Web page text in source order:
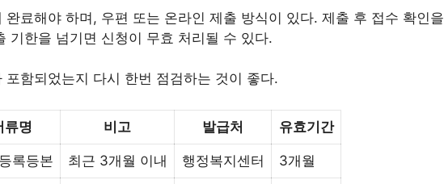
완료해야 하며, 우편 또는 온라인 제출 방식이 있다. 제출 후 접수 확인을
기한을 넘기면 신청이 무효 처리될 수 있다.
함되었는지 다시 한번 점검하는 것이 좋다.
류명 비고 발급처 유효기간
록등본 최근 3개월 이내 행정복지센터 3개월